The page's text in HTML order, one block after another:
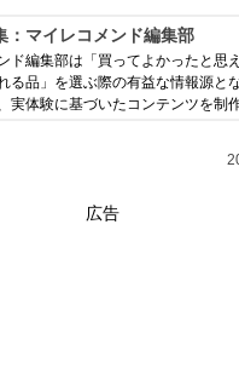
： マイレコメンド編集部
ド編集部は「買ってよかったと思
る品」を選ぶ際の有益な情報源と
実体験に基づいたコンテンツを制
広告